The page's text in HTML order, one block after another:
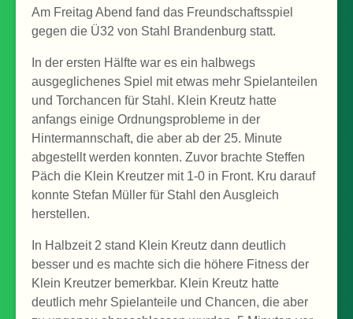
Am Freitag Abend fand das Freundschaftsspiel
gegen die Ü32 von Stahl Brandenburg statt.
In der ersten Hälfte war es ein halbwegs
ausgeglichenes Spiel mit etwas mehr Spielanteilen
und Torchancen für Stahl. Klein Kreutz hatte
anfangs einige Ordnungsprobleme in der
Hintermannschaft, die aber ab der 25. Minute
abgestellt werden konnten. Zuvor brachte Steffen
Päch die Klein Kreutzer mit 1-0 in Front. Kru darauf
konnte Stefan Müller für Stahl den Ausgleich
herstellen.
In Halbzeit 2 stand Klein Kreutz dann deutlich
besser und es machte sich die höhere Fitness der
Klein Kreutzer bemerkbar. Klein Kreutz hatte
deutlich mehr Spielanteile und Chancen, die aber